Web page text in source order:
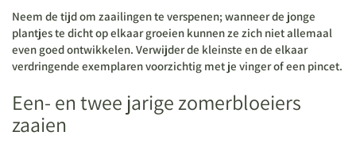
Neem de tijd om zaailingen te verspenen; wanneer de jonge
plantjes te dicht op elkaar groeien kunnen ze zich niet allemaal
even goed ontwikkelen. Verwijder de kleinste en de elkaar
verdringende exemplaren voorzichtig met je vinger of een pincet.
Een- en twee jarige zomerbloeiers
zaaien